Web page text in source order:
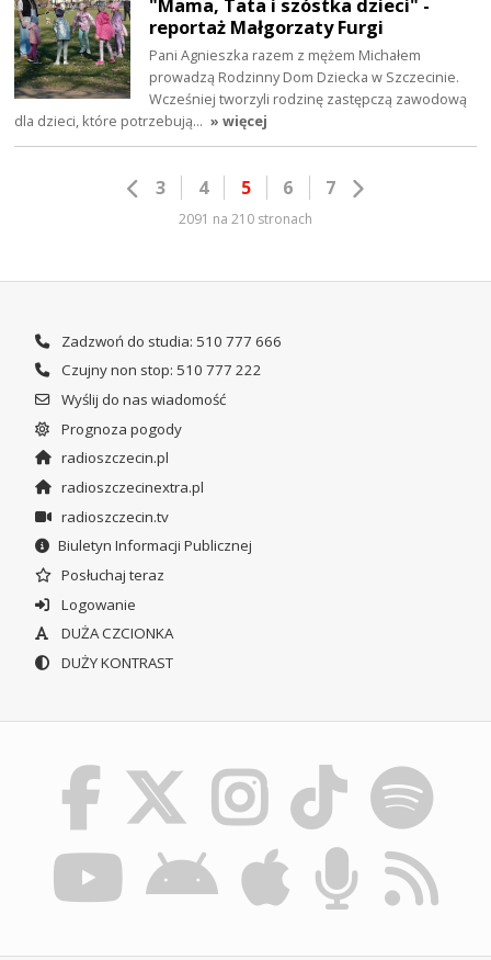
"Mama, Tata i szóstka dzieci" -
reportaż Małgorzaty Furgi
Pani Agnieszka razem z mężem Michałem
prowadzą Rodzinny Dom Dziecka w Szczecinie.
Wcześniej tworzyli rodzinę zastępczą zawodową
dla dzieci, które potrzebują… » więcej
3 4 5 6 7
2091 na 210 stronach
Zadzwoń do studia: 510 777 666
Czujny non stop: 510 777 222
Wyślij do nas wiadomość
Prognoza pogody
radioszczecin.pl
radioszczecinextra.pl
radioszczecin.tv
Biuletyn Informacji Publicznej
Posłuchaj teraz
Logowanie
DUŻA CZCIONKA
DUŻY KONTRAST